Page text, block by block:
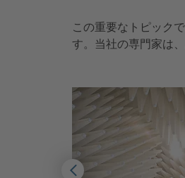
この重要なトピック
す。当社の専門家は